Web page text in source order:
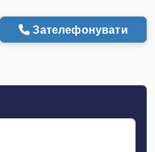
Зателефонувати